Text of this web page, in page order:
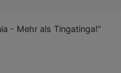
- Mehr als Tingatinga!"